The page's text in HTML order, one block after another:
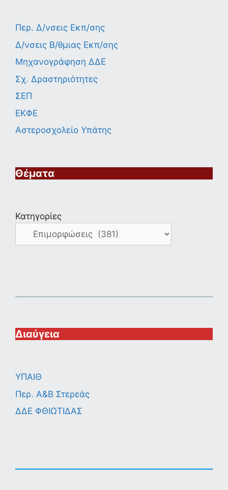
Περ. Δ/νσεις Εκπ/σης
Δ/νσεις Β/θμιας Εκπ/σης
Μηχανογράφηση ΔΔΕ
Σχ. Δραστηριότητες
ΣΕΠ
ΕΚΦΕ
Αστεροσχολείο Υπάτης
Θέματα
Κατηγορίες
Διαύγεια
ΥΠΑΙΘ
Περ. A&B Στερεάς
ΔΔΕ ΦΘΙΩΤΙΔΑΣ